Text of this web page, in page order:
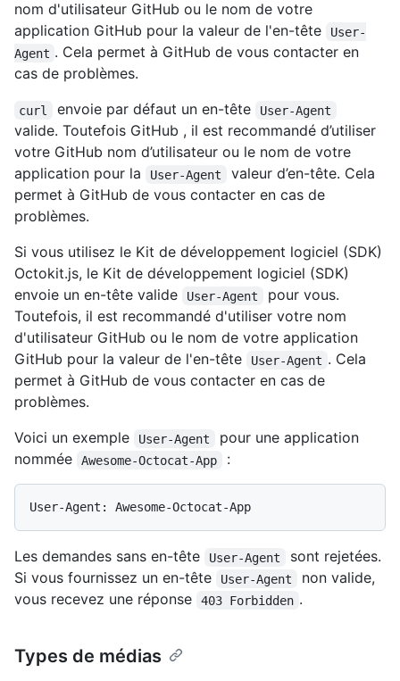
nom d'utilisateur GitHub ou le nom de votre
application GitHub pour la valeur de l'en-tête
User-
Agent . Cela permet à GitHub de vous contacter en
cas de problèmes.
curl envoie par défaut un en-tête User-Agent
valide. Toutefois GitHub , il est recommandé d’utiliser
votre GitHub nom d’utilisateur ou le nom de votre
application pour la
User-Agent
valeur d’en-tête. Cela
permet à GitHub de vous contacter en cas de
problèmes.
Si vous utilisez le Kit de développement logiciel (SDK)
Octokit.js, le Kit de développement logiciel (SDK)
envoie un en-tête valide
User-Agent
pour vous.
Toutefois, il est recommandé d'utiliser votre nom
d'utilisateur GitHub ou le nom de votre application
GitHub pour la valeur de l'en-tête
User-Agent . Cela
permet à GitHub de vous contacter en cas de
problèmes.
Voici un exemple
User-Agent
pour une application
nommée
Awesome-Octocat-App :
Les demandes sans en-tête User-Agent
sont rejetées.
Si vous fournissez un en-tête
User-Agent
non valide,
vous recevez une réponse
403 Forbidden .
Types de médias